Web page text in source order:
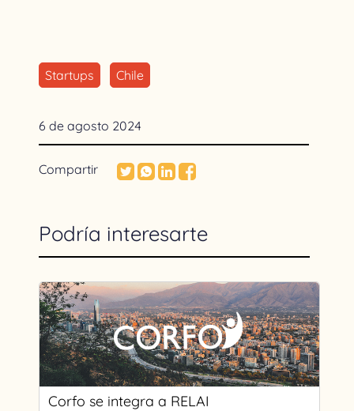
Startups Chile
6 de agosto 2024
Compartir
Podría interesarte
Corfo se integra a RELAI